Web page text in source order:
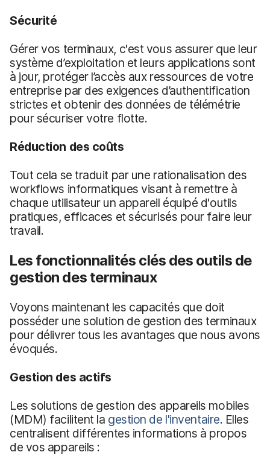
Sécurité
Gérer vos terminaux, c'est vous assurer que leur
système d’exploitation et leurs applications sont
à jour, protéger l’accès aux ressources de votre
entreprise par des exigences d’authentification
strictes et obtenir des données de télémétrie
pour sécuriser votre flotte.
Réduction des coûts
Tout cela se traduit par une rationalisation des
workflows informatiques visant à remettre à
chaque utilisateur un appareil équipé d'outils
pratiques, efficaces et sécurisés pour faire leur
travail.
Les fonctionnalités clés des outils de
gestion des terminaux
Voyons maintenant les capacités que doit
posséder une solution de gestion des terminaux
pour délivrer tous les avantages que nous avons
évoqués.
Gestion des actifs
Les solutions de gestion des appareils mobiles
(MDM) facilitent la gestion de l'inventaire. Elles
centralisent différentes informations à propos
de vos appareils :